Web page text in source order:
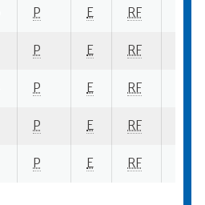
P E RF
P E RF
P E RF
P E RF
P E RF